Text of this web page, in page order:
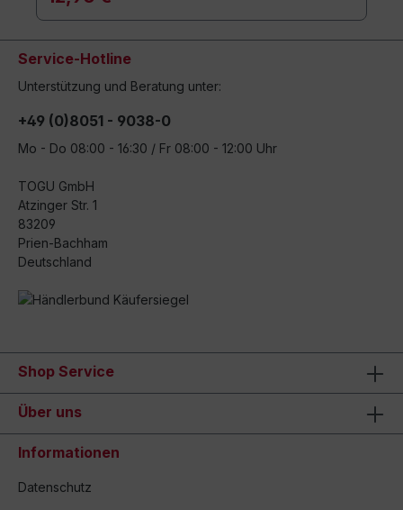
Service-Hotline
Unterstützung und Beratung unter:
+49 (0)8051 - 9038-0
Mo - Do 08:00 - 16:30 / Fr 08:00 - 12:00 Uhr
TOGU GmbH
Atzinger Str. 1
83209
Prien-Bachham
Deutschland
Shop Service
Über uns
Informationen
Datenschutz